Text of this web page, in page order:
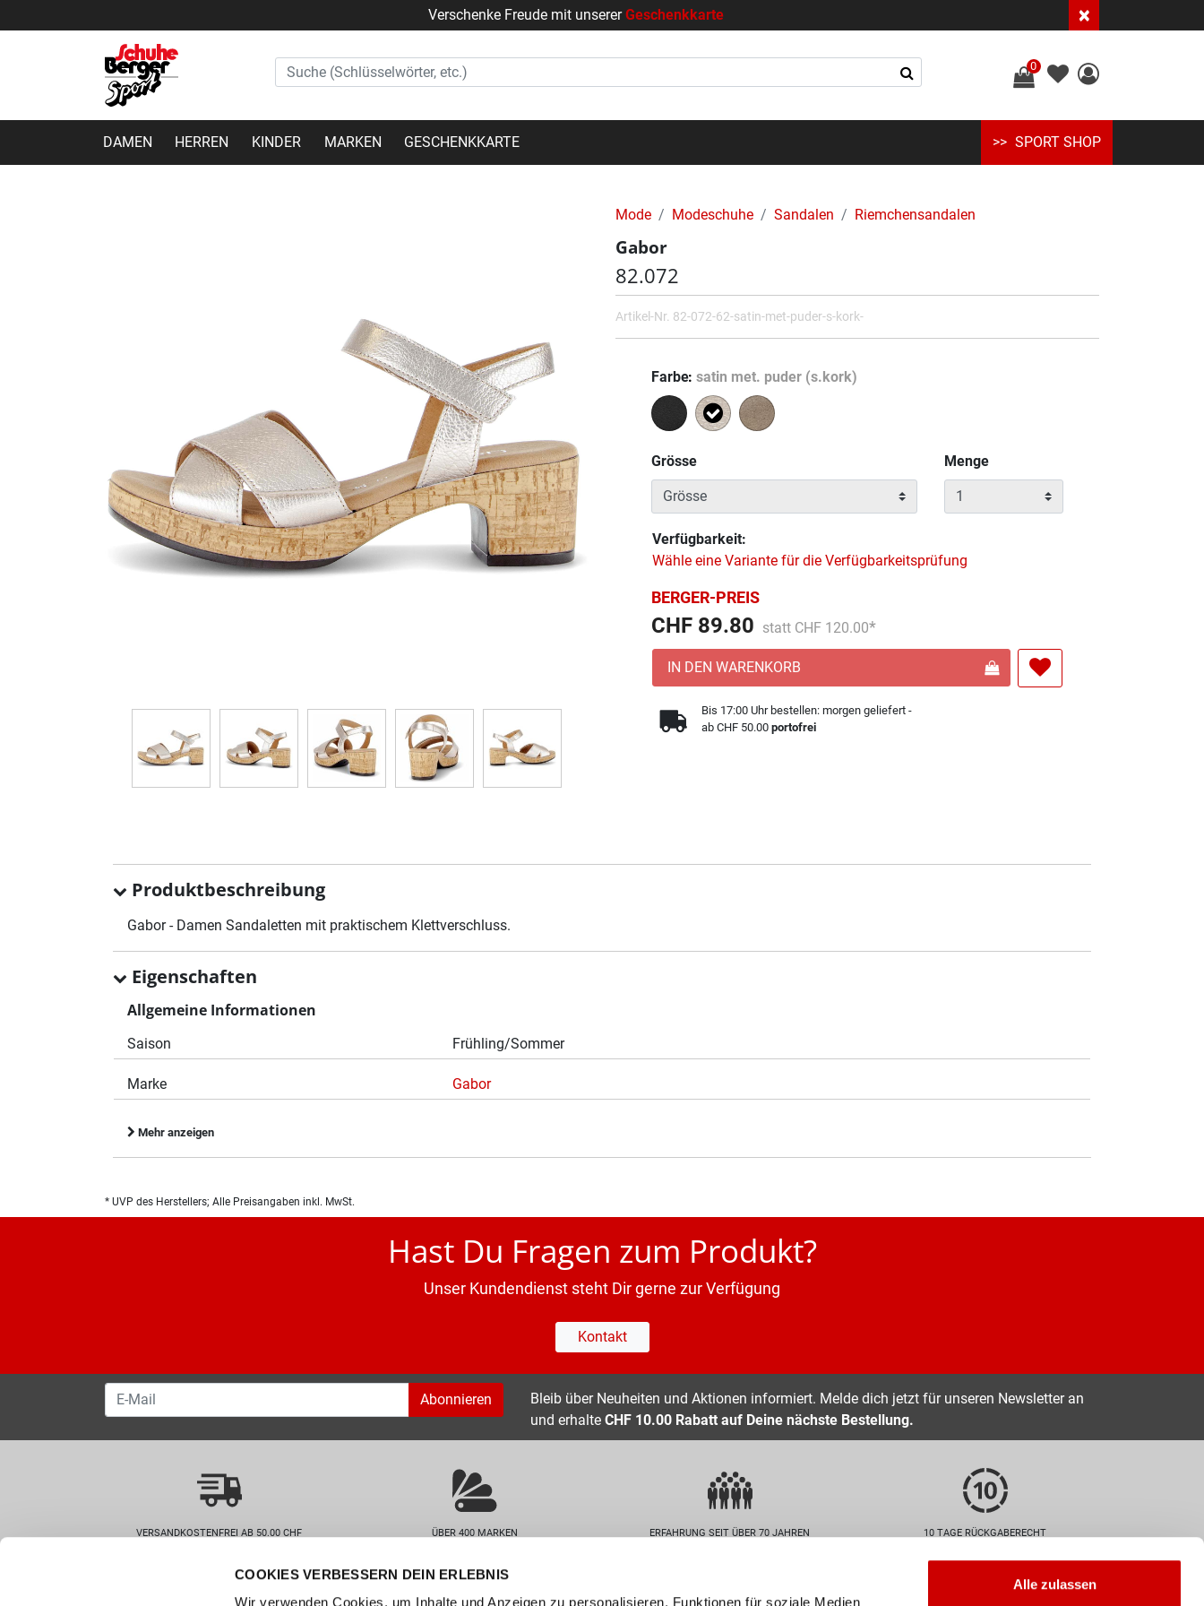
COOKIES VERBESSERN DEIN ERLEBNIS
Wir verwenden Cookies, um Inhalte und Anzeigen zu personalisieren, Funktionen für soziale Medien
Alle zulassen
Verschenke Freude mit unsererGeschenkkarte ×
0
DAMEN HERREN KINDER MARKEN GESCHENKKARTE SPORT SHOP
Mode Modeschuhe Sandalen Riemchensandalen
Gabor
82.072
Artikel-Nr. 82-072-62-satin-met-puder-s-kork-
Farbe satin met. puder (s.kork)
Grösse
Menge
Verfügbarkeit:
Wähle eine Variante für die Verfügbarkeitsprüfung
BERGER-PREIS
CHF 89.80 Preis reduziert von
statt CHF 120.00
An
IN DEN WARENKORB
Bis 17:00 Uhr bestellen: morgen geliefert -
ab CHF 50.00portofrei
Produktbeschreibung
Gabor - Damen Sandaletten mit praktischem Klettverschluss.
Eigenschaften
Allgemeine Informationen
Saison Frühling/Sommer
Marke Gabor
Mehr anzeigen
* UVP des Herstellers; Alle Preisangaben inkl. MwSt.
Hast Du Fragen zum Produkt?
Unser Kundendienst steht Dir gerne zur Verfügung
Kontakt
Abonnieren
Bleib über Neuheiten und Aktionen informiert. Melde dich jetzt für unseren Newsletter an
und erhalte CHF 10.00 Rabatt auf Deine nächste Bestellung.
VERSANDKOSTENFREI AB 50.00 CHF ÜBER 400 MARKEN ERFAHRUNG SEIT ÜBER 70 JAHREN 10 TAGE RÜCKGABERECHT
Wie können wir helfen? Kundenservice